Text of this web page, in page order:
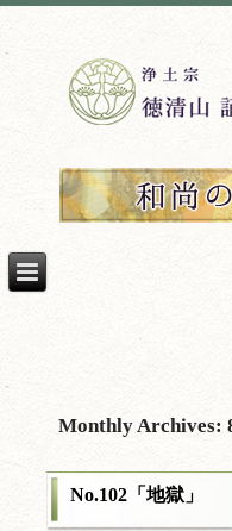
Monthly Archives:
No.102「地獄」